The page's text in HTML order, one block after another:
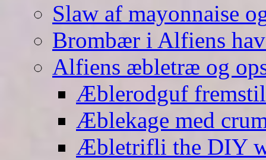
Slaw af mayonnaise
Brombær i Alfiens
Alfiens æbletræ og
Æblerodguf
Æblekage med
Æbletrifli the DIY